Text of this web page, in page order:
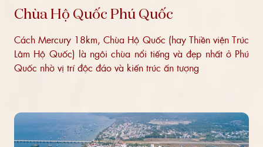
Chùa Hộ Quốc Phú Quốc
Cách Mercury 18km, Chùa Hộ Quốc (hay Thiền viện Trúc
Lâm Hộ Quốc) là ngôi chùa nổi tiếng và đẹp nhất ở Phú
Quốc nhờ vị trí độc đáo và kiến trúc ấn tượng